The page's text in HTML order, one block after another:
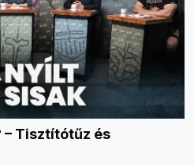
– Tisztítótűz és